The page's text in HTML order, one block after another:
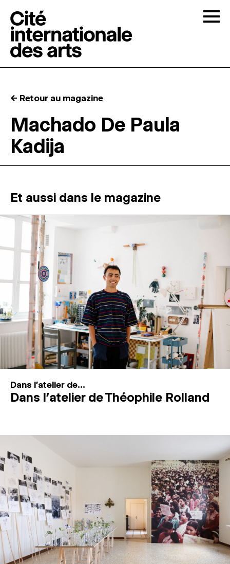
RÉSIDENCES
MAGAZINE
ESPACES DE PRATIQUE ARTISTIQUE
Recherche
Connexion
↓
← Retour au magazine
Machado De Paula
Kadija
Et aussi dans le magazine
Dans l'atelier de...
Dans l’atelier de Théophile Rolland